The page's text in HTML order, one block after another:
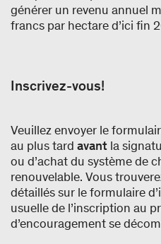
générer un revenu annuel
francs par hectare d’ici fin
Inscrivez-vous!
Veuillez envoyer le
au plus tard avant la
ou d’achat du système de
renouvelable. Vous
détaillés sur le formulaire
usuelle de l’inscription au
d’encouragement se